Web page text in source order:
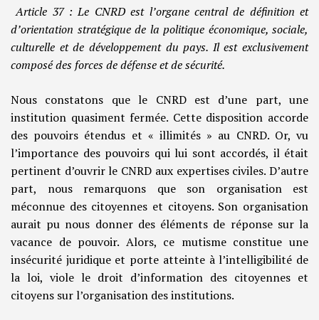
Article 37 : Le CNRD est l’organe central de définition et
d’orientation stratégique de la politique économique, sociale,
culturelle et de développement du pays. Il est exclusivement
composé des forces de défense et de sécurité.
Nous constatons que le CNRD est d’une part, une
institution quasiment fermée. Cette disposition accorde
des pouvoirs étendus et « illimités » au CNRD. Or, vu
l’importance des pouvoirs qui lui sont accordés, il était
pertinent d’ouvrir le CNRD aux expertises civiles. D’autre
part, nous remarquons que son organisation est
méconnue des citoyennes et citoyens. Son organisation
aurait pu nous donner des éléments de réponse sur la
vacance de pouvoir. Alors, ce mutisme constitue une
insécurité juridique et porte atteinte à l’intelligibilité de
la loi, viole le droit d’information des citoyennes et
citoyens sur l’organisation des institutions.